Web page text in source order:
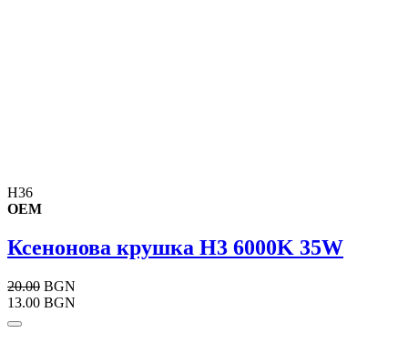
H36
OEM
Ксенонова крушка Н3 6000K 35W
20.00 BGN
13.00 BGN